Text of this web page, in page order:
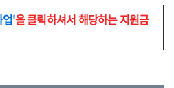
업'을 클릭하셔서 해당하는 지원금